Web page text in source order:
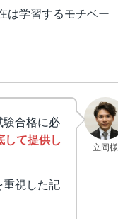
は学習するモチベー
立岡様
合格に必
して提供し
視した記